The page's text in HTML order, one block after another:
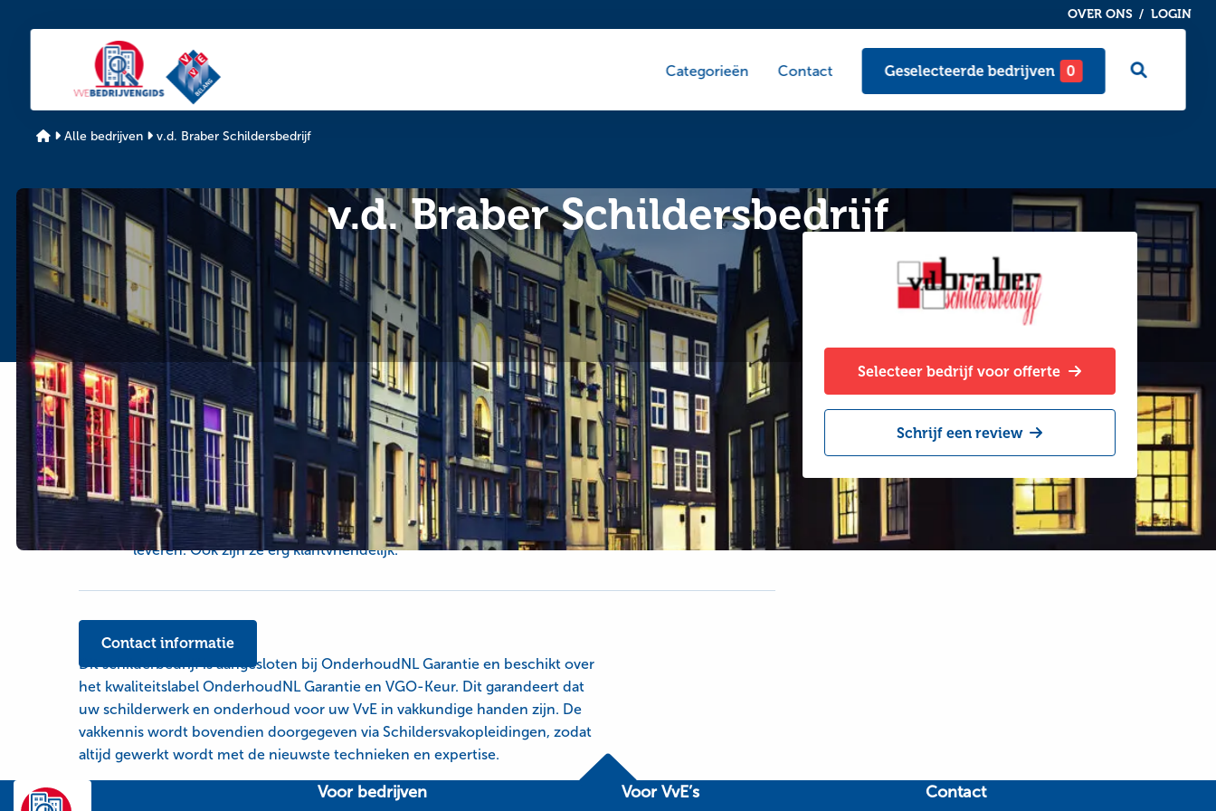
OVER ONS LOGIN
De
VvE
bedrijvengids
Categorieën Contact Geselecteerde bedrijven 0
Ga
Alle bedrijven v.d. Braber Schildersbedrijf
v.d. Braber Schildersbedrijf
Bedrijfsinformatie
Type
service
OnderhoudNL Garantie, schilderwerk-glaswerk en onderhoudswerk
Over
dit
Bij v.d. Braber Schildersbedrijf is vakmanschap, kwaliteit en service ons visitekaartje. Onze
werknemers staan daar garant voor en zullen er alles aan doen om een goed stuk werk te
leveren. Ook zijn ze erg klantvriendelijk.
Contact informatie
Selecteer bedrijf voor offerte
Schrijf een review
Dit schilderbedrijf is aangesloten bij OnderhoudNL Garantie en beschikt over
het kwaliteitslabel OnderhoudNL Garantie en VGO-Keur. Dit garandeert dat
uw schilderwerk en onderhoud voor uw VvE in vakkundige handen zijn. De
vakkennis wordt bovendien doorgegeven via Schildersvakopleidingen, zodat
altijd gewerkt wordt met de nieuwste technieken en expertise.
Voor bedrijven Voor VvE’s Contact